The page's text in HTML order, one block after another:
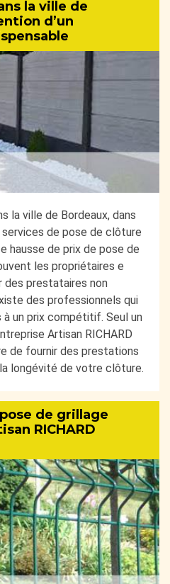
la ville de
d’un
la ville de Bordeaux, dans
de pose de clôture
hausse de prix de pose de
les propriétaires e
prestataires non
des professionnels qui
un prix compétitif. Seul un
Artisan RICHARD
de fournir des prestations
longévité de votre clôture.
de grillage
RICHARD